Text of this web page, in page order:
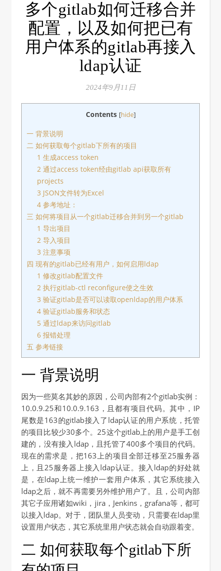
多个gitlab如何迁移合并
配置，以及如何把已有
用户体系的gitlab再接入
ldap认证
2024年9月11日
Contents [hide]
一 背景说明
二 如何获取每个gitlab下所有的项目
1 生成access token
2 通过access token经由gitlab api获取所有
projects
3 JSON文件转为Excel
4 参考地址：
三 如何将项目从一个gitlab迁移合并到另一个gitlab
1 导出项目
2 导入项目
3 注意事项
四 现有的gitlab已经有用户，如何启用ldap
1 修改gitlab配置文件
2 执行gitlab-ctl reconfigure使之生效
3 验证gitlab是否可以读取openldap的用户体系
4 验证gitlab服务和状态
5 通过ldap来访问gitlab
6 报错处理
五 参考链接
一 背景说明
因为一些莫名其妙的原因，公司内部有2个gitlab实例：
10.0.9.25和10.0.9.163，且都有项目代码。其中，IP
尾数是163的gitlab接入了ldap认证的用户系统，托管
的项目比较少30多个。25这个gitlab上的用户是手工创
建的，没有接入ldap，且托管了400多个项目的代码。
现在的需求是，把163上的项目全部迁移至25服务器
上，且25服务器上接入ldap认证。接入ldap的好处就
是，在ldap上统一维护一套用户体系，其它系统接入
ldap之后，就不再需要另外维护用户了。且，公司内部
其它子应用诸如wiki，jira，Jenkins，grafana等，都可
以接入ldap。对于，团队里人员变动，只需要在ldap里
设置用户状态，其它系统里用户状态就会自动跟着变。
二 如何获取每个gitlab下所